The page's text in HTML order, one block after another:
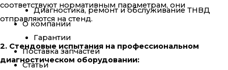
Диагностика, ремонт и обслуживание ТНВД
О компании
Гарантии
Поставка запчастей
Статьи
соответствуют нормативным параметрам, они
отправляются на стенд.
2. Стендовые испытания на профессиональном
диагностическом оборудовании: